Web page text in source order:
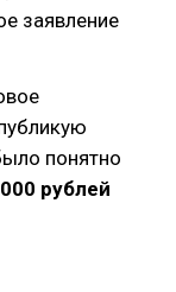
заявление
понятно
рублей